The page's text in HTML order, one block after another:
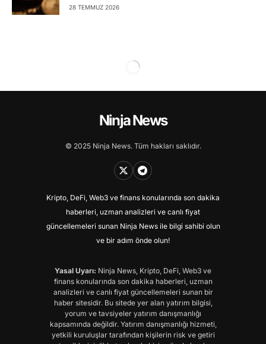
28 TEMMUZ 2026
Ninja News
© 2025 Ninja News. Tüm hakları saklıdır.
Kripto, DeFi, Web3 ve finans konularında son dakika
haberleri, uzman analizleri ve canlı fiyat
güncellemeleri sunan Ninja News ile bilgi sahibi olun
ve bir adım önde olun!
Yasal Uyarı: Ninja News, Kripto, DeFi, Web3 ve
finans konularında son dakika haberleri, uzman
analizleri ve canlı fiyat güncellemeleri sunan bir
haber sitesidir. Bu sitede yer alan yatırım bilgisi,
yorum ve tavsiyeler yatırım danışmanlığı
kapsamında değildir. Yatırım danışmanlığı hizmeti,
yetkili kuruluşlar tarafından kişilerin risk ve getiri